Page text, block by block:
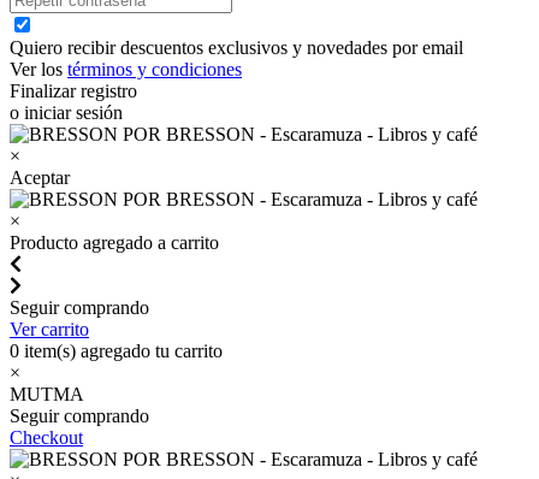
Quiero recibir descuentos exclusivos y novedades por email
Ver los términos y condiciones
Finalizar registro
o iniciar sesión
×
Aceptar
×
Producto agregado a carrito
Seguir comprando
Ver carrito
0 item(s) agregado tu carrito
×
MUTMA
Seguir comprando
Checkout